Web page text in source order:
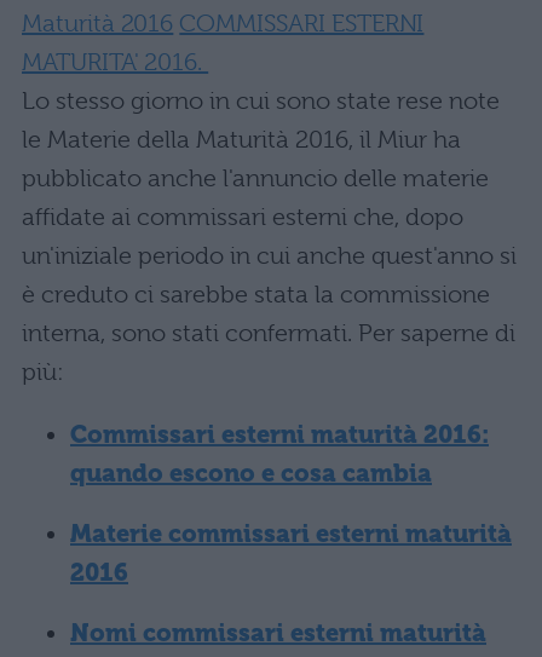
Maturità 2016 COMMISSARI ESTERNI
MATURITA' 2016.
Lo stesso giorno in cui sono state rese note
le Materie della Maturità 2016, il Miur ha
pubblicato anche l'annuncio delle materie
affidate ai commissari esterni che, dopo
un'iniziale periodo in cui anche quest'anno si
è creduto ci sarebbe stata la commissione
interna, sono stati confermati. Per saperne di
più:
Commissari esterni maturità 2016:
quando escono e cosa cambia
Materie commissari esterni maturità
2016
Nomi commissari esterni maturità